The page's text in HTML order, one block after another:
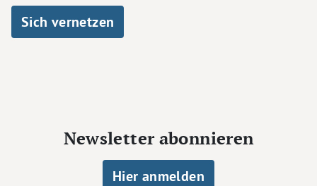
Sich vernetzen
Newsletter abonnieren
Hier anmelden